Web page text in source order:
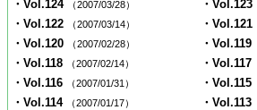
・Vol.124 （2007/03/28） ・Vol.123
・Vol.122 （2007/03/14） ・Vol.121
・Vol.120 （2007/02/28） ・Vol.119
・Vol.118 （2007/02/14） ・Vol.117
・Vol.116 （2007/01/31） ・Vol.115
・Vol.114 （2007/01/17） ・Vol.113